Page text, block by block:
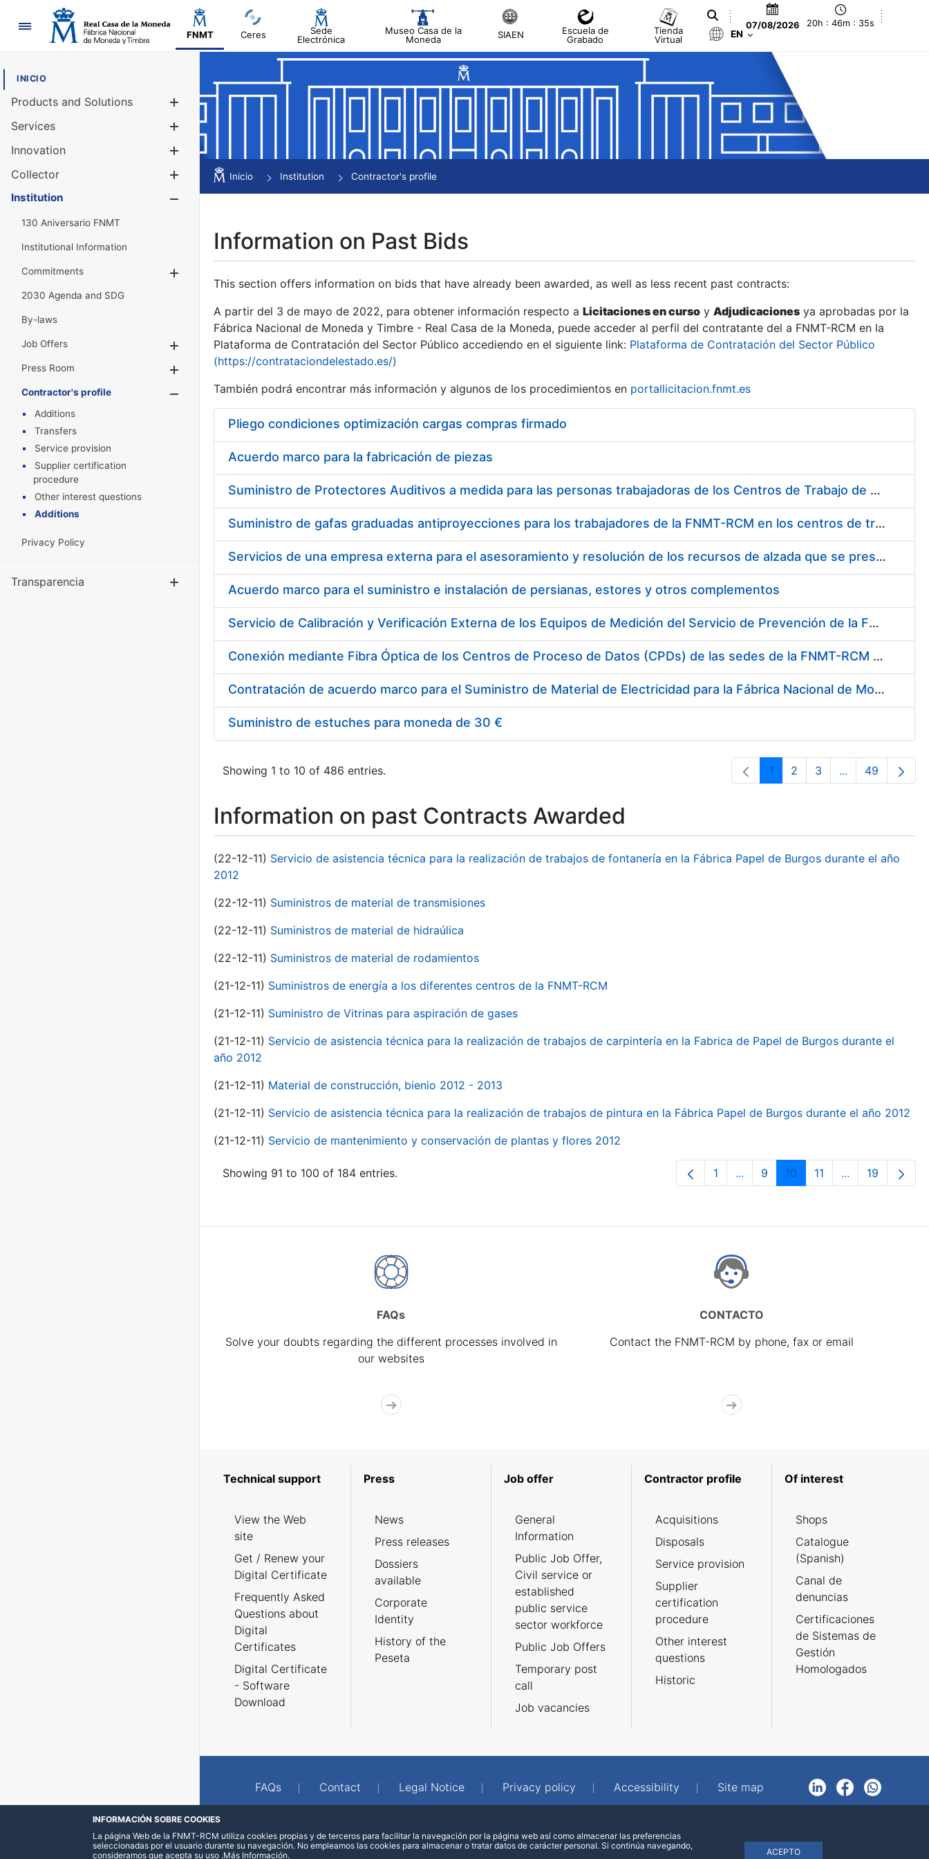
Navigation
FNMT Ceres
Sede
Electrónica
Museo Casa de la
Moneda
SIAEN
Escuela de
Grabado
Tienda
Virtual
07/08/2026 20h : 46m : 36s
EN
INICIO
Products and Solutions
Services
Innovation
Collector
Show/Hide
Institution
130 Aniversario FNMT
Institutional Information
Commitments
2030 Agenda and SDG
By-laws
Job Offers
Show/Hide
Press Room
Show/Hide
Contractor's profile
Show/Hide
Additions
Transfers
Service provision
Supplier certification
procedure
Other interest questions
Additions
Privacy Policy
Transparencia Show/Hide
Inicio Institution Contractor's profile
Information on Past Bids
This section offers information on bids that have already been awarded, as well as less recent past contracts:
A partir del 3 de mayo de 2022, para obtener información respecto a Licitaciones en curso y Adjudicaciones ya aprobadas por la
Fábrica Nacional de Moneda y Timbre - Real Casa de la Moneda, puede acceder al perfil del contratante del a FNMT-RCM en la
Plataforma de Contratación del Sector Público accediendo en el siguiente link: Plataforma de Contratación del Sector Público
(https://contrataciondelestado.es/)
También podrá encontrar más información y algunos de los procedimientos en portallicitacion.fnmt.es
Pliego condiciones optimización cargas compras firmado
Acuerdo marco para la fabricación de piezas
Suministro de Protectores Auditivos a medida para las personas trabajadoras de los Centros de Trabajo de Madrid y Burgos
Suministro de gafas graduadas antiproyecciones para los trabajadores de la FNMT-RCM en los centros de trabajo de Madrid y Burgos
Servicios de una empresa externa para el asesoramiento y resolución de los recursos de alzada que se presentan relacionados con procesos de selección para la FNMT-RCM
Acuerdo marco para el suministro e instalación de persianas, estores y otros complementos
Servicio de Calibración y Verificación Externa de los Equipos de Medición del Servicio de Prevención de la FNMT-RCM
Conexión mediante Fibra Óptica de los Centros de Proceso de Datos (CPDs) de las sedes de la FNMT-RCM de Burgos y Madrid
Contratación de acuerdo marco para el Suministro de Material de Electricidad para la Fábrica Nacional de Moneda y Timbre-Real Casa de la Moneda en su centro de trabajo de Burgos
Suministro de estuches para moneda de 30 €
Showing 1 to 10 of 486 entries. Page
1 Page
2 Page
3 ...Intermediate
Page
49
Information on past Contracts Awarded
(22-12-11) Servicio de asistencia técnica para la realización de trabajos de fontanería en la Fábrica Papel de Burgos durante el año
2012
(22-12-11) Suministros de material de transmisiones
(22-12-11) Suministros de material de hidraúlica
(22-12-11) Suministros de material de rodamientos
(21-12-11) Suministros de energía a los diferentes centros de la FNMT-RCM
(21-12-11) Suministro de Vitrinas para aspiración de gases
(21-12-11) Servicio de asistencia técnica para la realización de trabajos de carpintería en la Fabrica de Papel de Burgos durante el
año 2012
(21-12-11) Material de construcción, bienio 2012 - 2013
(21-12-11) Servicio de asistencia técnica para la realización de trabajos de pintura en la Fábrica Papel de Burgos durante el año 2012
(21-12-11) Servicio de mantenimiento y conservación de plantas y flores 2012
Showing 91 to 100 of 184 entries. Page
1 ...Intermediate Pages Use TAB to
Page
9 Page
10 Page
11 ...Intermediate
Page
19
FAQs
Solve your doubts regarding the different processes involved in
our websites
CONTACTO
Contact the FNMT-RCM by phone, fax or email
Technical support
View the Web
site
Get / Renew your
Digital Certificate
Frequently Asked
Questions about
Digital
Certificates
Digital Certificate
- Software
Download
Press
News
Press releases
Dossiers
available
Corporate
Identity
History of the
Peseta
Job offer
General
Information
Public Job Offer,
Civil service or
established
public service
sector workforce
Public Job Offers
Temporary post
call
Job vacancies
Contractor profile
Acquisitions
Disposals
Service provision
Supplier
certification
procedure
Other interest
questions
Historic
Of interest
Shops
Catalogue
(Spanish)
Canal de
denuncias
Certificaciones
de Sistemas de
Gestión
Homologados
FAQs Contact Legal Notice Privacy policy Accessibility Site map
LinkedInFacebookWhatsApp
INFORMACIÓN SOBRE COOKIES
La página Web de la FNMT-RCM utiliza cookies propias y de terceros para facilitar la navegación por la página web así como almacenar las preferencias
seleccionadas por el usuario durante su navegación. No empleamos las cookies para almacenar o tratar datos de carácter personal. Si continúa navegando,
consideramos que acepta su uso
ACEPTO
.Más Información.